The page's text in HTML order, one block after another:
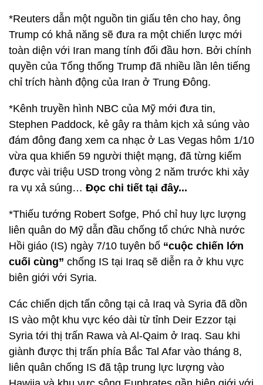
*Reuters dẫn một nguồn tin giấu tên cho hay, ông
Trump có khả năng sẽ đưa ra một chiến lược mới
toàn diện với Iran mang tính đối đầu hơn. Bởi chính
quyền của Tổng thống Trump đã nhiều lần lên tiếng
chỉ trích hành động của Iran ở Trung Đông.
*Kênh truyền hình NBC của Mỹ mới đưa tin,
Stephen Paddock, kẻ gây ra thảm kịch xả súng vào
đám đông đang xem ca nhạc ở Las Vegas hôm 1/10
vừa qua khiến 59 người thiệt mạng, đã từng kiếm
được vài triệu USD trong vòng 2 năm trước khi xảy
ra vụ xả súng… Đọc chi tiết tại đây...
*Thiếu tướng Robert Sofge, Phó chỉ huy lực lượng
liên quân do Mỹ dẫn đầu chống tổ chức Nhà nước
Hồi giáo (IS) ngày 7/10 tuyên bố “cuộc chiến lớn
cuối cùng” chống IS tại Iraq sẽ diễn ra ở khu vực
biên giới với Syria.
Các chiến dịch tấn công tại cả Iraq và Syria đã dồn
IS vào một khu vực kéo dài từ tỉnh Deir Ezzor tại
Syria tới thị trấn Rawa và Al-Qaim ở Iraq. Sau khi
giành được thị trấn phía Bắc Tal Afar vào tháng 8,
liên quân chống IS đã tập trung lực lượng vào